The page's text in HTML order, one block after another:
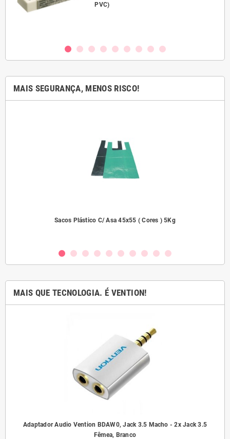
PVC)
MAIS SEGURANÇA, MENOS RISCO!
Sacos Plástico C/ Asa 45x55 ( Cores ) 5Kg
MAIS QUE TECNOLOGIA. É VENTION!
Adaptador Audio Vention BDAW0, Jack 3.5 Macho - 2x Jack 3.5
Fêmea, Branco